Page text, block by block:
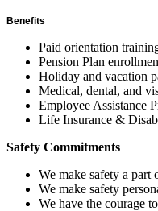
Benefits
Paid orientation
Pension Plan
Holiday and vacation
Medical, dental, and
Employee Assistance
Life Insurance &
Safety Commitments
We make safety a part
We make safety
We have the courage